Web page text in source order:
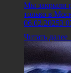
Мы закрыли
только в
06.02.20253
Читать